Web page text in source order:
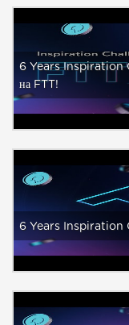
6 Years Inspiration
на FTT!
6 Years Inspiration